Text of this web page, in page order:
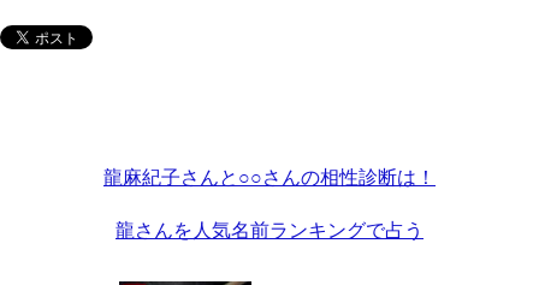
龍麻紀子さんと○○さんの相性診断は！
龍さんを人気名前ランキングで占う